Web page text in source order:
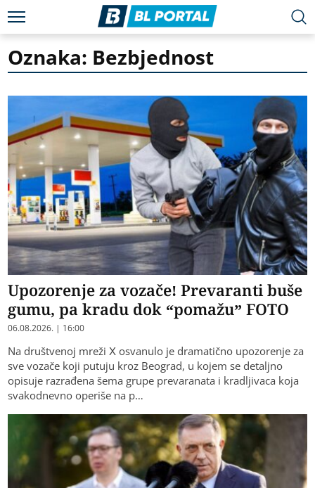
Oznaka: Bezbjednost
Upozorenje za vozače! Prevaranti buše
gumu, pa kradu dok “pomažu” FOTO
06.08.2026. | 16:00
Na društvenoj mreži X osvanulo je dramatično upozorenje za
sve vozače koji putuju kroz Beograd, u kojem se detaljno
opisuje razrađena šema grupe prevaranata i kradljivaca koja
svakodnevno operiše na p…